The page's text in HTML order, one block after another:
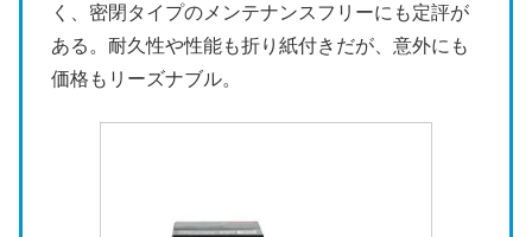
く、密閉タイプのメンテナンスフリーにも定評が
ある。耐久性や性能も折り紙付きだが、意外にも
価格もリーズナブル。